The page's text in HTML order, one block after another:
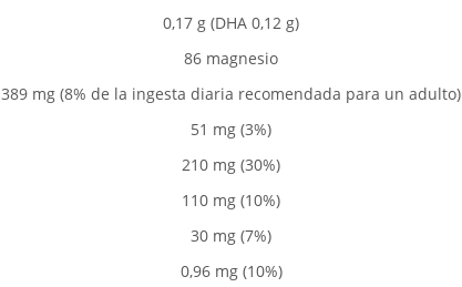
0,17 g (DHA 0,12 g)
86 magnesio
389 mg (8% de la ingesta diaria recomendada para un adulto)
51 mg (3%)
210 mg (30%)
110 mg (10%)
30 mg (7%)
0,96 mg (10%)